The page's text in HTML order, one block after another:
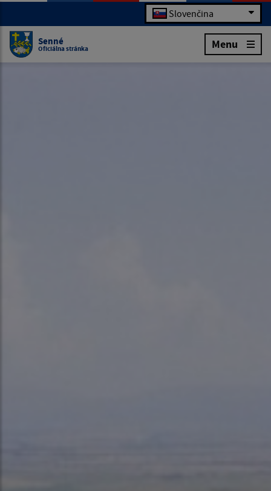
Slovenčina
Senné
Oficiálna stránka Menu